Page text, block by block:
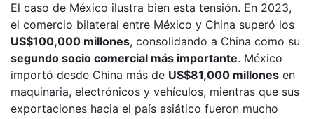
El caso de México ilustra bien esta tensión. En 2023,
el comercio bilateral entre México y China superó los
US$100,000 millones, consolidando a China como su
segundo socio comercial más importante. México
importó desde China más de US$81,000 millones en
maquinaria, electrónicos y vehículos, mientras que sus
exportaciones hacia el país asiático fueron mucho